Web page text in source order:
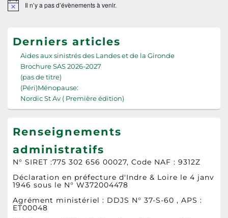
Notice Il n’y a pas d’évènements à venir.
Derniers articles
Aides aux sinistrés des Landes et de la Gironde
Brochure SAS 2026-2027
(pas de titre)
(Péri)Ménopause:
Nordic St Av ( Première édition)
Renseignements
administratifs
N° SIRET :775 302 656 00027, Code NAF : 9312Z
Déclaration en préfecture d'Indre & Loire le 4 janv
1946 sous le N° W372004478
Agrément ministériel : DDJS N° 37-S-60 , APS :
ET00048